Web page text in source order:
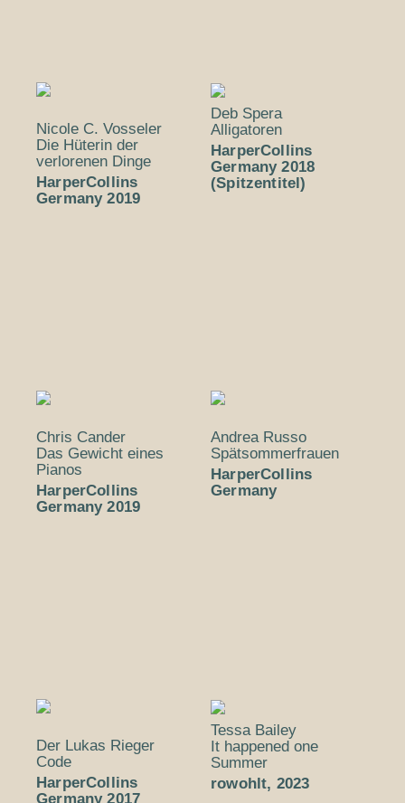
Nicole C. Vosseler
Die Hüterin der
verlorenen Dinge
HarperCollins
Germany 2019
Deb Spera
Alligatoren
HarperCollins
Germany 2018
(Spitzentitel)
Chris Cander
Das Gewicht eines
Pianos
HarperCollins
Germany 2019
Andrea Russo
Spätsommer­frauen
HarperCollins
Germany
Der Lukas Rieger
Code
HarperCollins
Germany 2017
Tessa Bailey
It happened one
Summer
rowohlt, 2023